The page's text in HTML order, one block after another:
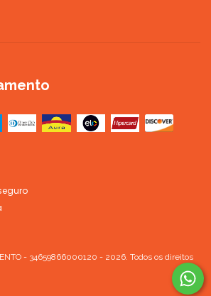
- 34659866000120 - 2026. Todos os direitos